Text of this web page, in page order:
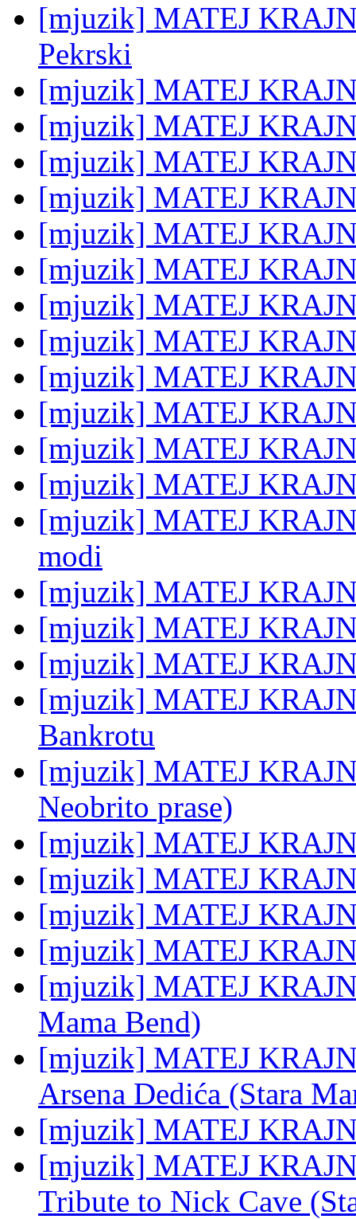
[mjuzik] MATEJ
Pekrski
[mjuzik] MATEJ
[mjuzik] MATEJ
[mjuzik] MATEJ
[mjuzik] MATEJ
[mjuzik] MATEJ
[mjuzik] MATEJ
[mjuzik] MATEJ
[mjuzik] MATEJ
[mjuzik] MATEJ
[mjuzik] MATEJ
[mjuzik] MATEJ
[mjuzik] MATEJ
[mjuzik] MATEJ
modi
[mjuzik] MATEJ
[mjuzik] MATEJ
[mjuzik] MATEJ
[mjuzik] MATEJ
Bankrotu
[mjuzik] MATEJ
Neobrito prase)
[mjuzik] MATEJ
[mjuzik] MATEJ
[mjuzik] MATEJ
[mjuzik] MATEJ
[mjuzik] MATEJ
Mama Bend)
[mjuzik] MATEJ
Arsena Dedića (Stara
[mjuzik] MATEJ
[mjuzik] MATEJ
Tribute to Nick Cave